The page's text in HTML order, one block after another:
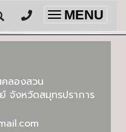
Toggle
navigation
MENU
ลองสวน
หวัดสมุทรปราการ